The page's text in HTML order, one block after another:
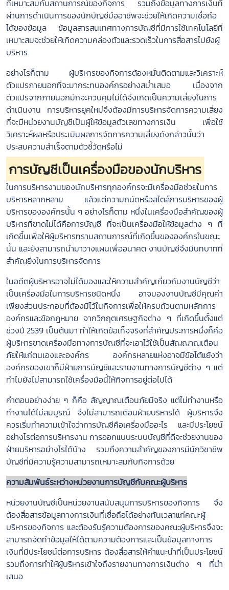
ที่เหมาะสมกับสถานการณ์ของกิจการ รวมถึงข้อมูลทางการเงินที่
ผ่านการดำเนินการของนักบัญชีมืออาชีพจะช่วยให้เกิดความเชื่อถือ
ได้ของข้อมูล ข้อมูลสารสนเทศทางการบัญชีที่มีการใช้เทคโนโลยีที่
เหมาะสมจะช่วยให้เกิดความคล่องตัวและรวดเร็วในการสื่อสารไปยังผู้
บริหาร
อย่างไรก็ตาม ผู้บริหารของกิจการต้องหมั่นติดตามและวิเคราะห์
ตัวแปรภายนอกที่จะมากระทบองค์กรอย่างสม่ำเสมอ เนื่องจาก
ตัวแปรจากภายนอกมักจะควบคุมไม่ได้จึงเกิดเป็นความเสี่ยงในการ
ดำเนินงาน การบริหารยุคใหม่จึงต้องมีการบริหารจัดการความเสี่ยง
ที่จะมีหน่วยงานบัญชีเป็นผู้ให้ข้อมูลตัวเลขทางการเงิน เพื่อใช้
วิเคราะห์ผลหรือประเมินผลการจัดการความเสี่ยงดังกล่าวนั้นว่า
ประสบความสำเร็จตามตัวชี้วัดหรือไม่
การบัญชีเป็นเครื่องมือของนักบริหาร
ในการบริหารงานของนักบริหารทุกองค์กรจะมีเครื่องมือช่วยในการ
บริหารหลากหลาย แล้วแต่ความถนัดหรือสไตล์การบริหารของผู้
บริหารขององค์กรนั้น ๆ อย่างไรก็ตาม หนึ่งในเครื่องมือสำคัญของผู้
บริหารที่ขาดไม่ได้คือการบัญชี ที่จะเป็นเครื่องมือให้ข้อมูลต่าง ๆ ที่
เกิดขึ้นเพื่อให้ผู้บริหารทราบสถานการณ์ที่เกิดขึ้นขององค์กรในขณะ
นั้น และยังสามารถนำมาวางแผนเพื่ออนาคต งานบัญชีจึงมีบทบาทที่
สำคัญยิ่งในการบริหารจัดการ
ในอดีตผู้บริหารอาจไม่ได้มองและให้ความสำคัญเกี่ยวกับงานบัญชีว่า
เป็นเครื่องมือในการบริหารชนิดหนึ่ง อาจมองงานบัญชีมีคุณค่า
เพียงส่วนประกอบที่ต้องมีไว้ในกิจการเพื่อให้ครบถ้วนตามหลักการ
องค์กรและข้อกฎหมาย จากวิกฤตเศรษฐกิจต่าง ๆ ที่เกิดขึ้นตั้งแต่
ช่วงปี 2539 เป็นต้นมา ทำให้เกิดข้อเท็จจริงที่สำคัญประการหนึ่งก็คือ
ผู้บริหารขาดเครื่องมือทางการบัญชีที่จะเอาไว้ใช้เป็นสัญญาณเตือน
ภัยให้แก่ตนเองและองค์กร องค์กรหลายแห่งอาจมีข้อโต้แย้งว่า
องค์กรของเขาก็มีฝ่ายการบัญชีและรายงานทางการบัญชีต่าง ๆ แต่
ทำไมยังไม่สามารถใช้เครื่องมือนี้ให้กิจการอยู่ต่อไปได้
คำตอบอย่างง่าย ๆ ก็คือ สัญญาณเตือนภัยมีจริง แต่ไม่ทำงานหรือ
ทำงานได้ไม่สมบูรณ์ จึงไม่สามารถเตือนฝ่ายบริหารได้ ผู้บริหารจึง
ควรเริ่มทำความเข้าใจว่าการบัญชีคือเครื่องมืออะไร และมีประโยชน์
อย่างไรต่อการบริหารงาน การออกแบบระบบบัญชีที่ดีจะช่วยงานของ
ฝ่ายบริหารอย่างไรได้บ้าง รวมถึงความสำคัญของการมีนักวิชาชีพ
บัญชีที่มีความรู้ความสามารถเหมาะสมกับกิจการด้วย
ความสัมพันธ์ระหว่างหน่วยงานการบัญชีกับคณะผู้บริหาร
หน่วยงานบัญชีเป็นหน่วยงานสนับสนุนการบริหารของกิจการ จึง
ต้องสื่อสารข้อมูลทางการเงินที่เชื่อถือได้อย่างทันเวลาแก่คณะผู้
บริหารของกิจการ และต้องรับรู้ความต้องการของคณะผู้บริหารจึงจะ
สามารถจัดทำข้อมูลให้ได้ตามความต้องการและเป็นข้อมูลทางการ
เงินที่มีประโยชน์ต่อการบริหาร ต้องสื่อสารให้คำแนะนำที่เป็นประโยชน์
รวมถึงการทำให้ผู้บริหารเข้าใจถึงรายงานทางการเงินต่าง ๆ ที่นำ
เสนอ